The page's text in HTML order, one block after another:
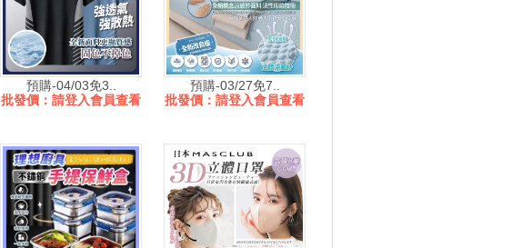
預購-04/03免3..
批發價：請登入會員查看
預購-03/27免7..
批發價：請登入會員查看